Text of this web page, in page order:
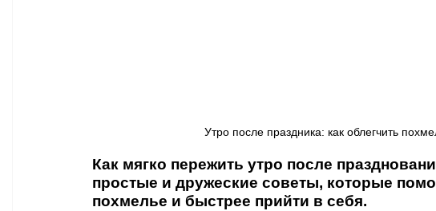
Утро после праздника: как облегчить
Как мягко пережить утро после
простые и дружеские советы, которые
похмелье и быстрее прийти в себя.